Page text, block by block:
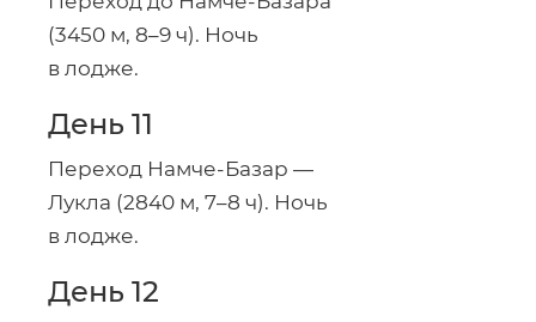
(3450 м, 8–9 ч). Ночь
в лодже.
День 11
Переход Намче-Базар —
Лукла (2840 м, 7–8 ч). Ночь
в лодже.
День 12